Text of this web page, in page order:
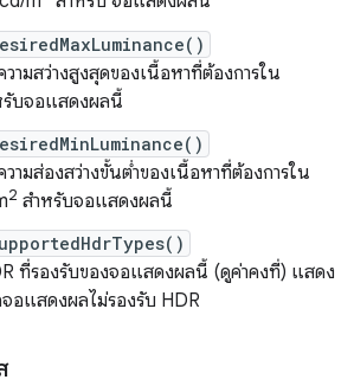
ามสว่างสูงสุดของเนื้อหาที่ต้องการใน
รับจอแสดงผลนี้
ามส่องสว่างขั้นต่ำของเนื้อหาที่ต้องการใน
2 สำหรับจอแสดงผลนี้
ที่รองรับของจอแสดงผลนี้ (ดูค่าคงที่) แสดง
จอแสดงผลไม่รองรับ HDR